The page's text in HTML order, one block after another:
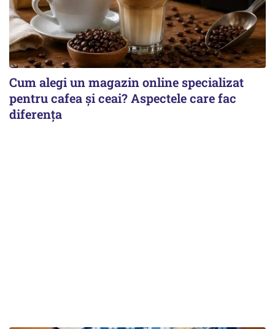
Cum alegi un magazin online specializat
pentru cafea și ceai? Aspectele care fac
diferența